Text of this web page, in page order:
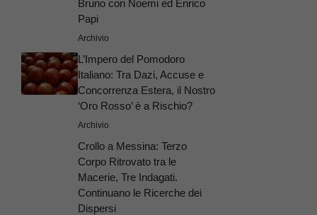
Bruno con Noemi ed Enrico
Papi
Archivio
L’Impero del Pomodoro
Italiano: Tra Dazi, Accuse e
Concorrenza Estera, il Nostro
‘Oro Rosso’ è a Rischio?
Archivio
Crollo a Messina: Terzo
Corpo Ritrovato tra le
Macerie, Tre Indagati.
Continuano le Ricerche dei
Dispersi